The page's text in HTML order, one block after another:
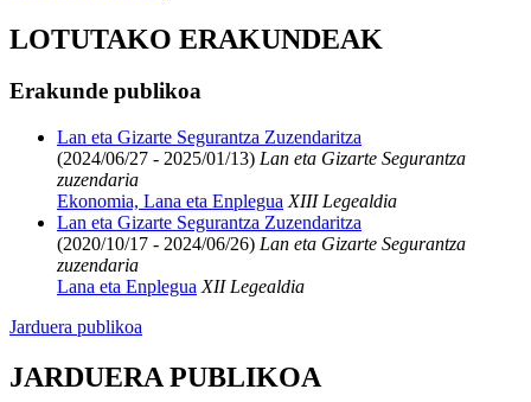
LOTUTAKO ERAKUNDEAK
Erakunde publikoa
Lan eta Gizarte Segurantza Zuzendaritza
(2024/06/27 - 2025/01/13) Lan eta Gizarte Segurantza
zuzendaria
Ekonomia, Lana eta Enplegua XIII Legealdia
Lan eta Gizarte Segurantza Zuzendaritza
(2020/10/17 - 2024/06/26) Lan eta Gizarte Segurantza
zuzendaria
Lana eta Enplegua XII Legealdia
Jarduera publikoa
JARDUERA PUBLIKOA